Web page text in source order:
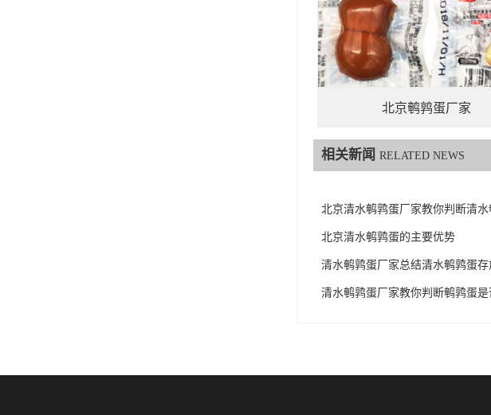
北京鹌鹑蛋厂家
相关新闻 RELATED NEWS
北京清水鹌鹑蛋厂家教你判断清
北京清水鹌鹑蛋的主要优势
清水鹌鹑蛋厂家总结清水鹌鹑蛋存
清水鹌鹑蛋厂家教你判断鹌鹑蛋